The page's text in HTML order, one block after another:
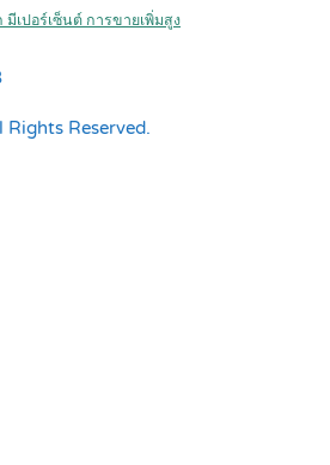
มีเปอร์เซ็นต์ การขายเพิ่มสูง
Reserved.